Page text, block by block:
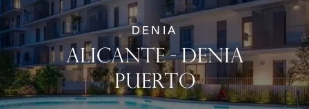
DENIA
ALICANTE - DENIA
PUERTO